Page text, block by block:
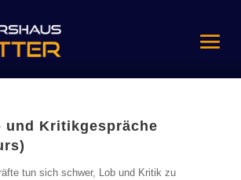
und Kritikgespräche
tun sich schwer, Lob und Kritik zu